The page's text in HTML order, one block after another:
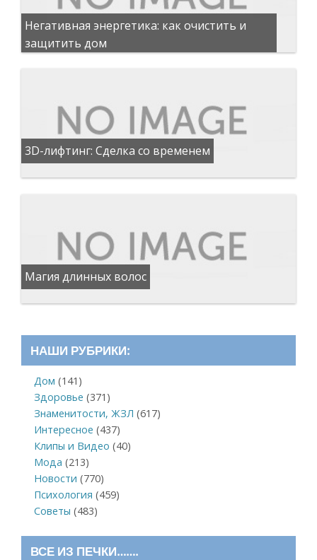
Негативная энергетика: как очистить и
защитить дом
3D-лифтинг: Сделка со временем
Магия длинных волос
НАШИ РУБРИКИ:
Дом (141)
Здоровье (371)
Знаменитости, ЖЗЛ (617)
Интересное (437)
Клипы и Видео (40)
Мода (213)
Новости (770)
Психология (459)
Советы (483)
ВСЕ ИЗ ПЕЧКИ…….